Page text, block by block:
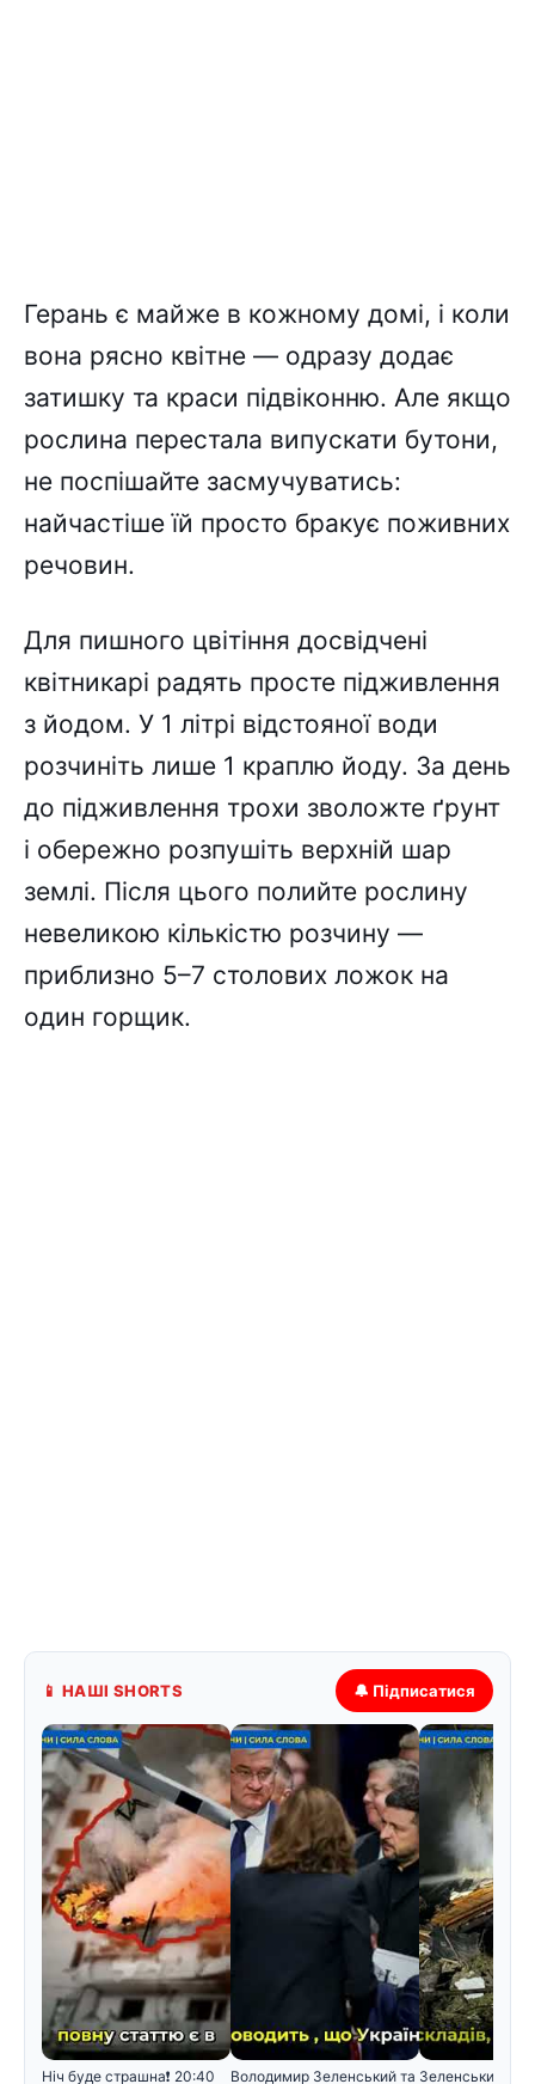
Герань є майже в кожному домі, і коли
вона рясно квітне — одразу додає
затишку та краси підвіконню. Але якщо
рослина перестала випускати бутони,
не поспішайте засмучуватись:
найчастіше їй просто бракує поживних
речовин.
Для пишного цвітіння досвідчені
квітникарі радять просте підживлення
з йодом. У 1 літрі відстояної води
розчиніть лише 1 краплю йоду. За день
до підживлення трохи зволожте ґрунт
і обережно розпушіть верхній шар
землі. Після цього полийте рослину
невеликою кількістю розчину —
приблизно 5–7 столових ложок на
один горщик.
📱 НАШІ SHORTS 🔔 Підписатися
Hiч бyдe cтpaшнa❗️ 20:40 Володимир Зеленський та Зеленський